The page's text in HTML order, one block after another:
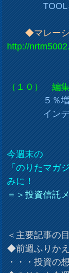
TOOLを
◆マレーシア
http://
（１０） 編
５％増税
インデッ
今週末の
「のりたマガ
みに！
＝＞投資信託
＜主要記事の
◆前週ふりか
・・・投資の